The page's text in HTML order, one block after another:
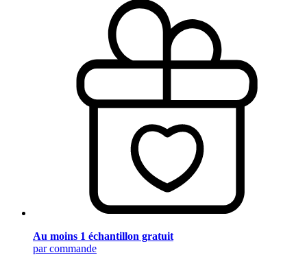
Au moins 1 échantillon gratuit
par commande